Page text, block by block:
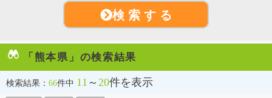
検 索 す る
「熊本県」の検索結果
検索結果： 66件中 11 ～ 20件を表示